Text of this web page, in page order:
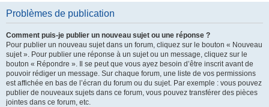
Problèmes de publication
Comment puis-je publier un nouveau sujet ou une réponse ?
Pour publier un nouveau sujet dans un forum, cliquez sur le bouton « Nouveau
sujet ». Pour publier une réponse à un sujet ou un message, cliquez sur le
bouton « Répondre ». Il se peut que vous ayez besoin d’être inscrit avant de
pouvoir rédiger un message. Sur chaque forum, une liste de vos permissions
est affichée en bas de l’écran du forum ou du sujet. Par exemple : vous pouvez
publier de nouveaux sujets dans ce forum, vous pouvez transférer des pièces
jointes dans ce forum, etc.